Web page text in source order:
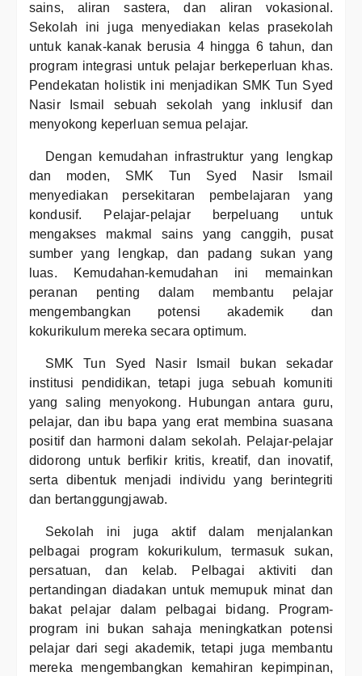
sains, aliran sastera, dan aliran vokasional.
Sekolah ini juga menyediakan kelas prasekolah
untuk kanak-kanak berusia 4 hingga 6 tahun, dan
program integrasi untuk pelajar berkeperluan khas.
Pendekatan holistik ini menjadikan SMK Tun Syed
Nasir Ismail sebuah sekolah yang inklusif dan
menyokong keperluan semua pelajar.
Dengan kemudahan infrastruktur yang lengkap
dan moden, SMK Tun Syed Nasir Ismail
menyediakan persekitaran pembelajaran yang
kondusif. Pelajar-pelajar berpeluang untuk
mengakses makmal sains yang canggih, pusat
sumber yang lengkap, dan padang sukan yang
luas. Kemudahan-kemudahan ini memainkan
peranan penting dalam membantu pelajar
mengembangkan potensi akademik dan
kokurikulum mereka secara optimum.
SMK Tun Syed Nasir Ismail bukan sekadar
institusi pendidikan, tetapi juga sebuah komuniti
yang saling menyokong. Hubungan antara guru,
pelajar, dan ibu bapa yang erat membina suasana
positif dan harmoni dalam sekolah. Pelajar-pelajar
didorong untuk berfikir kritis, kreatif, dan inovatif,
serta dibentuk menjadi individu yang berintegriti
dan bertanggungjawab.
Sekolah ini juga aktif dalam menjalankan
pelbagai program kokurikulum, termasuk sukan,
persatuan, dan kelab. Pelbagai aktiviti dan
pertandingan diadakan untuk memupuk minat dan
bakat pelajar dalam pelbagai bidang. Program-
program ini bukan sahaja meningkatkan potensi
pelajar dari segi akademik, tetapi juga membantu
mereka mengembangkan kemahiran kepimpinan,